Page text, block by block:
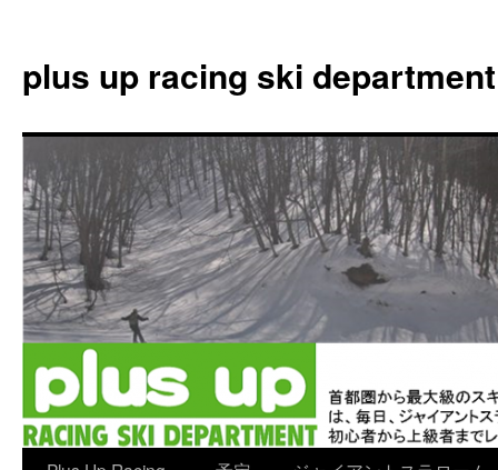
plus up racing ski department